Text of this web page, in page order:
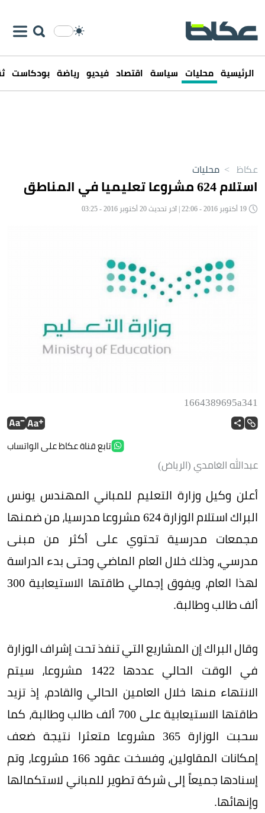
الرئيسية محليات سياسة اقتصاد فيديو رياضة بودكاست
عكاظ > محليات
استلام 624 مشروعا تعليميا في المناطق
1664389695a341
تابع قناة عكاظ على الواتساب
عبدالله الغامدي (الرياض)
أعلن وكيل وزارة التعليم للمباني المهندس يونس
البراك استلام الوزارة 624 مشروعا مدرسيا، من ضمنها
مجمعات مدرسية تحتوي على أكثر من مبنى
مدرسي، وذلك خلال العام الماضي وحتى بدء الدراسة
لهذا العام، ويفوق إجمالي طاقتها الاستيعابية 300
ألف طالب وطالبة.
وقال البراك إن المشاريع التي تنفذ تحت إشراف الوزارة
في الوقت الحالي عددها 1422 مشروعا، سيتم
الانتهاء منها خلال العامين الحالي والقادم، إذ تزيد
طاقتها الاستيعابية على 700 ألف طالب وطالبة، كما
سحبت الوزارة 365 مشروعا متعثرا نتيجة ضعف
إمكانات المقاولين، وفسخت عقود 166 مشروعا، وتم
إسنادها جميعاً إلى شركة تطوير للمباني لاستكمالها
وإنهائها.